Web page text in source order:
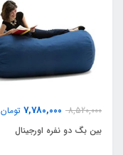
8,520,000
7,780,000 تومان
بین بگ دو نفره اورجینال